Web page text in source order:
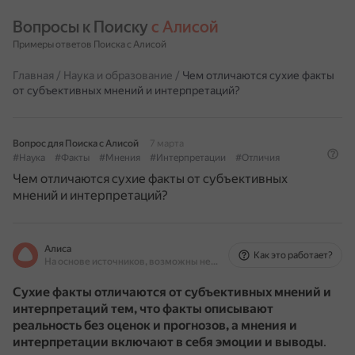
Вопросы к Поиску с Алисой
Примеры ответов Поиска с Алисой
Главная / Наука и образование / Чем отличаются сухие факты
от субъективных мнений и интерпретаций?
Вопрос для Поиска с Алисой
7 марта
#Наука
#Факты #Мнения #Интерпретации #Отличия
Чем отличаются сухие факты от субъективных
мнений и интерпретаций?
Алиса
На основе источников, возможны неточности
Как это работает?
Сухие факты отличаются от субъективных мнений и
интерпретаций тем, что факты описывают
реальность без оценок и прогнозов, а мнения и
интерпретации включают в себя эмоции и выводы.